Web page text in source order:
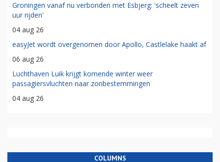
Groningen vanaf nu verbonden met Esbjerg: 'scheelt zeven
uur rijden'
04 aug 26
easyJet wordt overgenomen door Apollo, Castlelake haakt af
06 aug 26
Luchthaven Luik krijgt komende winter weer
passagiersvluchten naar zonbestemmingen
04 aug 26
COLUMNS